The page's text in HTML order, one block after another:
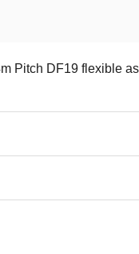
Pitch DF19 flexible